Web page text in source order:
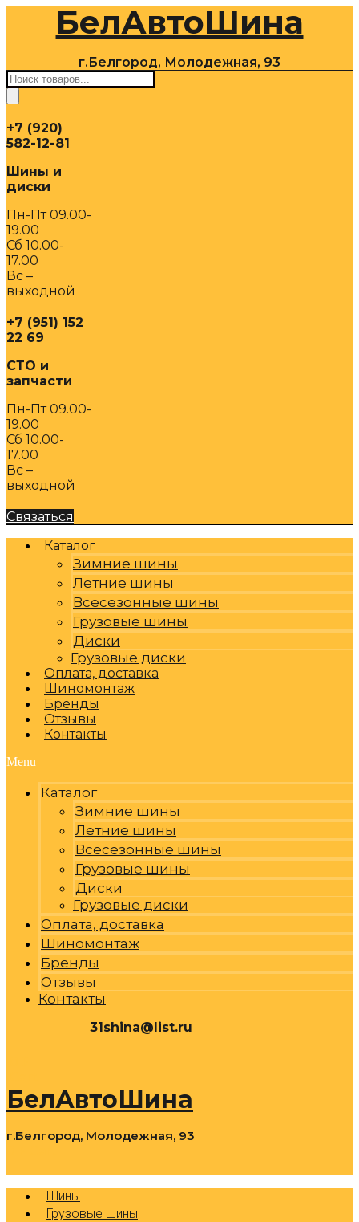
содержимомуБелАвтоШина
г.Белгород, Молодежная, 93
Поиск
товаров
+7 (920)
582-12-81
Шины и
диски
Пн-Пт 09.00-
19.00
Сб 10.00-
17.00
Вс –
выходной
+7 (951) 152
22 69
СТО и
запчасти
Пн-Пт 09.00-
19.00
Сб 10.00-
17.00
Вс –
выходной
Связаться
Каталог
Зимние шины
Летние шины
Всесезонные шины
Грузовые шины
Диски
Грузовые диски
Оплата, доставка
Шиномонтаж
Бренды
Отзывы
Контакты
Menu
Каталог
Зимние шины
Летние шины
Всесезонные шины
Грузовые шины
Диски
Грузовые диски
Оплата, доставка
Шиномонтаж
Бренды
Отзывы
Контакты
31shina@list.ru
БелАвтоШина
г.Белгород, Молодежная, 93
Шины
Грузовые шины